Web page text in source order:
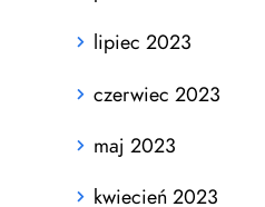
lipiec 2023
czerwiec 2023
maj 2023
kwiecień 2023